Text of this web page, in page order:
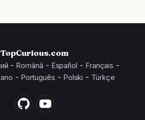
TopCurious.com
-Română - Español - Français -
- Português - Polski - Türkçe